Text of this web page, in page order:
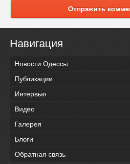
Отправить
Навигация
Новости Одессы
Публикации
Интервью
Видео
Галерея
Блоги
Обратная связь